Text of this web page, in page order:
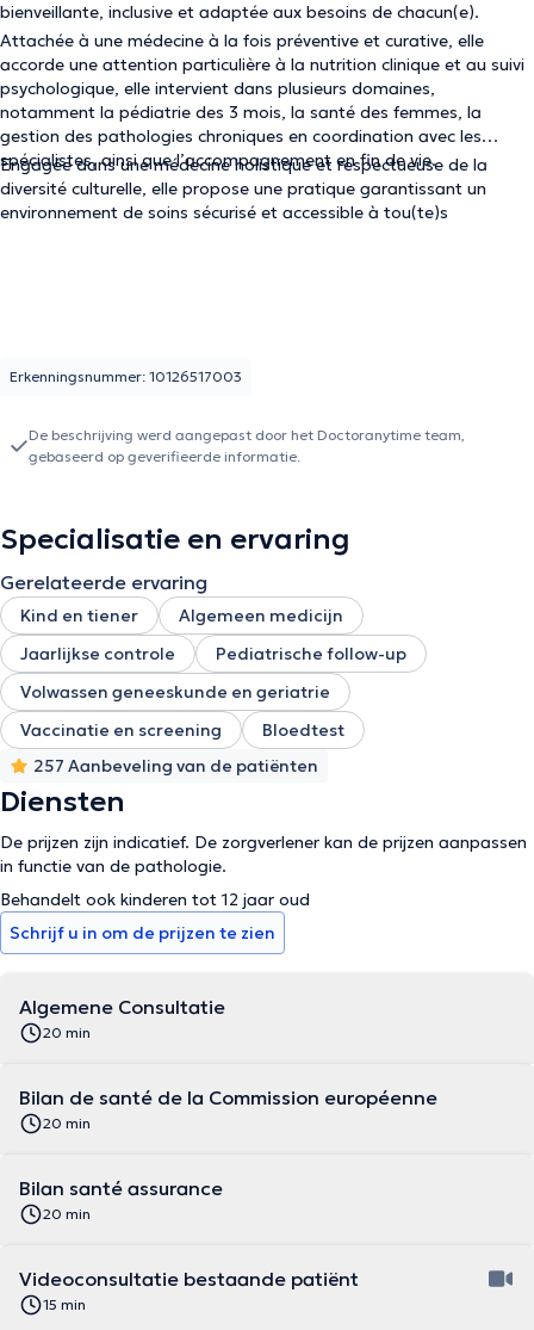
bienveillante, inclusive et adaptée aux besoins de chacun(e).
Attachée à une médecine à la fois préventive et curative, elle
accorde une attention particulière à la nutrition clinique et au suivi
psychologique, elle intervient dans plusieurs domaines,
notamment la pédiatrie des 3 mois, la santé des femmes, la
gestion des pathologies chroniques en coordination avec les
spécialistes, ainsi que l’accompagnement en fin de vie.
Engagée dans une médecine holistique et respectueuse de la
diversité culturelle, elle propose une pratique garantissant un
environnement de soins sécurisé et accessible à tou(te)s
Erkenningsnummer: 10126517003
De beschrijving werd aangepast door het Doctoranytime team,
gebaseerd op geverifieerde informatie.
Specialisatie en ervaring
Gerelateerde ervaring
Kind en tiener
Algemeen medicijn
Jaarlijkse controle
Pediatrische follow-up
Volwassen geneeskunde en geriatrie
Vaccinatie en screening
Bloedtest
257 Aanbeveling van de patiënten
Diensten
De prijzen zijn indicatief. De zorgverlener kan de prijzen aanpassen
in functie van de pathologie.
Behandelt ook kinderen tot 12 jaar oud
Schrijf u in om de prijzen te zien
Algemene Consultatie
20 min
Bilan de santé de la Commission européenne
20 min
Bilan santé assurance
20 min
Videoconsultatie bestaande patiënt
15 min